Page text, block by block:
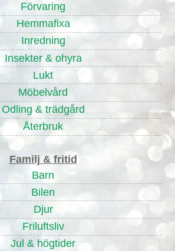
Förvaring
Hemmafixa
Inredning
Insekter & ohyra
Lukt
Möbelvård
Odling & trädgård
Återbruk
Familj & fritid
Barn
Bilen
Djur
Friluftsliv
Jul & högtider